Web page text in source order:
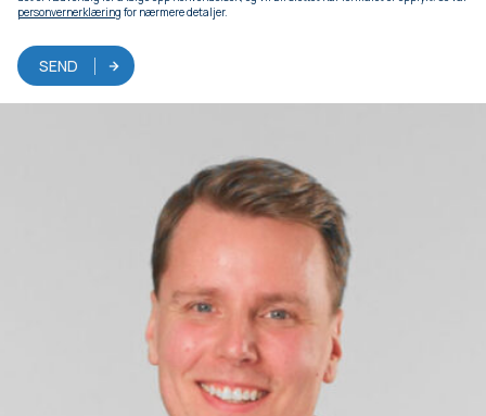
personvernerklæring for nærmere detaljer.